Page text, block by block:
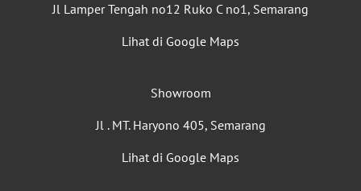
Jl Lamper Tengah no12 Ruko C no1, Semarang
Lihat di Google Maps
Showroom
Jl . MT. Haryono 405, Semarang
Lihat di Google Maps